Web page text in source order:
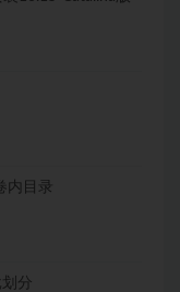
内目录
分